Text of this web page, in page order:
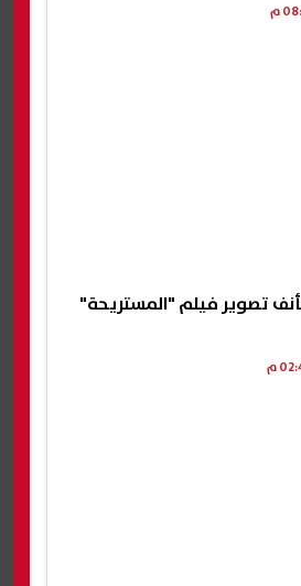
تصوير فيلم "المستريحة"